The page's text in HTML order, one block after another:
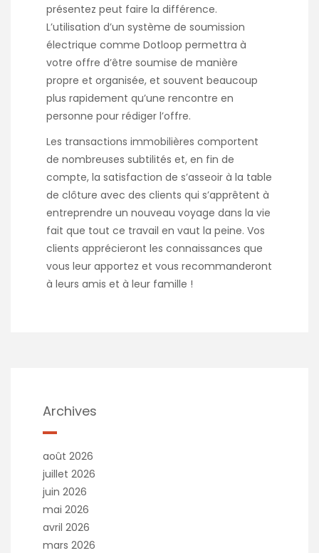
présentez peut faire la différence.
L’utilisation d’un système de soumission
électrique comme Dotloop permettra à
votre offre d’être soumise de manière
propre et organisée, et souvent beaucoup
plus rapidement qu’une rencontre en
personne pour rédiger l’offre.
Les transactions immobilières comportent
de nombreuses subtilités et, en fin de
compte, la satisfaction de s’asseoir à la table
de clôture avec des clients qui s’apprêtent à
entreprendre un nouveau voyage dans la vie
fait que tout ce travail en vaut la peine. Vos
clients apprécieront les connaissances que
vous leur apportez et vous recommanderont
à leurs amis et à leur famille !
Archives
août 2026
juillet 2026
juin 2026
mai 2026
avril 2026
mars 2026